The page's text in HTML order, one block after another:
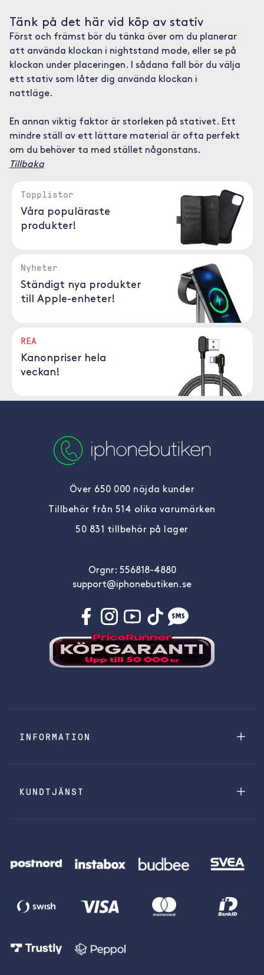
Tänk på det här vid köp av stativ
Först och främst bör du tänka över om du planerar
att använda klockan i nightstand mode, eller se på
klockan under placeringen. I sådana fall bör du välja
ett stativ som låter dig använda klockan i
nattläge.
En annan viktig faktor är storleken på stativet. Ett
mindre ställ av ett lättare material är ofta perfekt
om du behöver ta med stället någonstans.
Tillbaka
Topplistor
Våra populäraste
produkter!
Nyheter
Ständigt nya produkter
till Apple-enheter!
REA
Kanonpriser hela
veckan!
Över 650 000 nöjda kunder
Tillbehör från 514 olika varumärken
50 831 tillbehör på lager
Orgnr: 556818-4880
support@iphonebutiken.se
INFORMATION
KUNDTJÄNST